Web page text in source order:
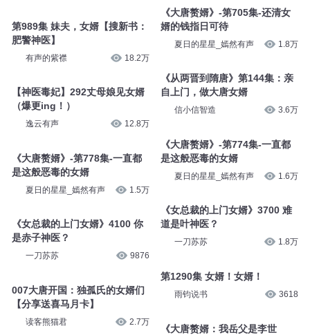
第989集 妹夫，女婿【搜新书：
肥警神医】
有声的紫襟 18.2万
【神医毒妃】292丈母娘见女婿
（爆更ing！）
逸云有声 12.8万
《大唐赘婿》-第778集-一直都
是这般恶毒的女婿
夏日的星星_嫣然有声 1.5万
《女总裁的上门女婿》4100 你
是赤子神医？
一刀苏苏 9876
007大唐开国：独孤氏的女婿们
【分享送喜马月卡】
读客熊猫君 2.7万
《大唐赘婿》-第705集-还清女
婿的钱指日可待
夏日的星星_嫣然有声 1.8万
《从两晋到隋唐》第144集：亲
自上门，做大唐女婿
信小信智造 3.6万
《大唐赘婿》-第774集-一直都
是这般恶毒的女婿
夏日的星星_嫣然有声 1.6万
《女总裁的上门女婿》3700 难
道是叶神医？
一刀苏苏 1.8万
第1290集 女婿！女婿！
雨钧说书 3618
《大唐赘婿：我岳父是李世